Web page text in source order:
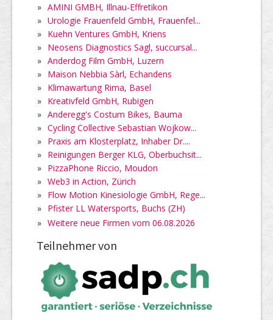
» AMINI GMBH, Illnau-Effretikon
» Urologie Frauenfeld GmbH, Frauenfel...
» Kuehn Ventures GmbH, Kriens
» Neosens Diagnostics Sagl, succursal...
» Anderdog Film GmbH, Luzern
» Maison Nebbia Sàrl, Echandens
» Klimawartung Rima, Basel
» Kreativfeld GmbH, Rubigen
» Anderegg's Costum Bikes, Bauma
» Cycling Collective Sebastian Wojkow...
» Praxis am Klosterplatz, Inhaber Dr....
» Reinigungen Berger KLG, Oberbuchsit...
» PizzaPhone Riccio, Moudon
» Web3 in Action, Zürich
» Flow Motion Kinesiologie GmbH, Rege...
» Pfister LL Watersports, Buchs (ZH)
» Weitere neue Firmen vom 06.08.2026
Teilnehmer von